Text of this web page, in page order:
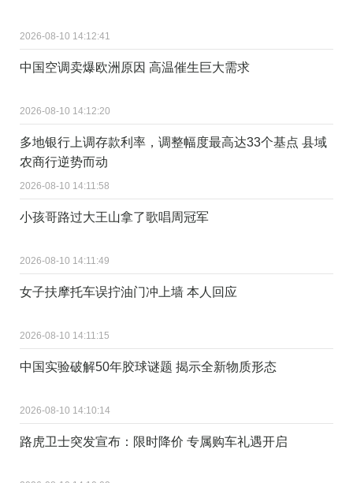
2026-08-10 14:12:41
中国空调卖爆欧洲原因 高温催生巨大需求
2026-08-10 14:12:20
多地银行上调存款利率，调整幅度最高达33个基点 县域
农商行逆势而动
2026-08-10 14:11:58
小孩哥路过大王山拿了歌唱周冠军
2026-08-10 14:11:49
女子扶摩托车误拧油门冲上墙 本人回应
2026-08-10 14:11:15
中国实验破解50年胶球谜题 揭示全新物质形态
2026-08-10 14:10:14
路虎卫士突发宣布：限时降价 专属购车礼遇开启